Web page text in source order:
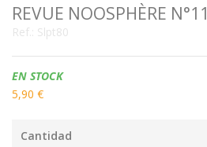
REVUE NOOSPHÈRE N°11
Ref.: Slpt80
Disponibilidad:
EN STOCK
5,90 €
Cantidad